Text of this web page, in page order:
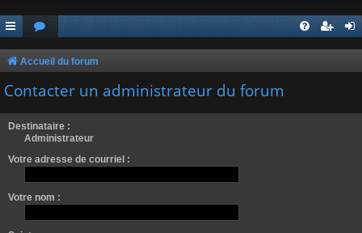
Accueil du forum
Contacter un administrateur du forum
Destinataire :
Administrateur
Votre adresse de courriel :
Votre nom :